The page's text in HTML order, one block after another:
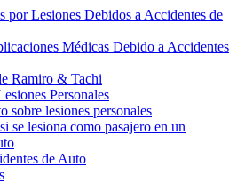
por Lesiones Debidos a Accidentes de
Médicas Debido a Accidentes
Ramiro & Tachi
Personales
sobre lesiones personales
se lesiona como pasajero en un
de Auto